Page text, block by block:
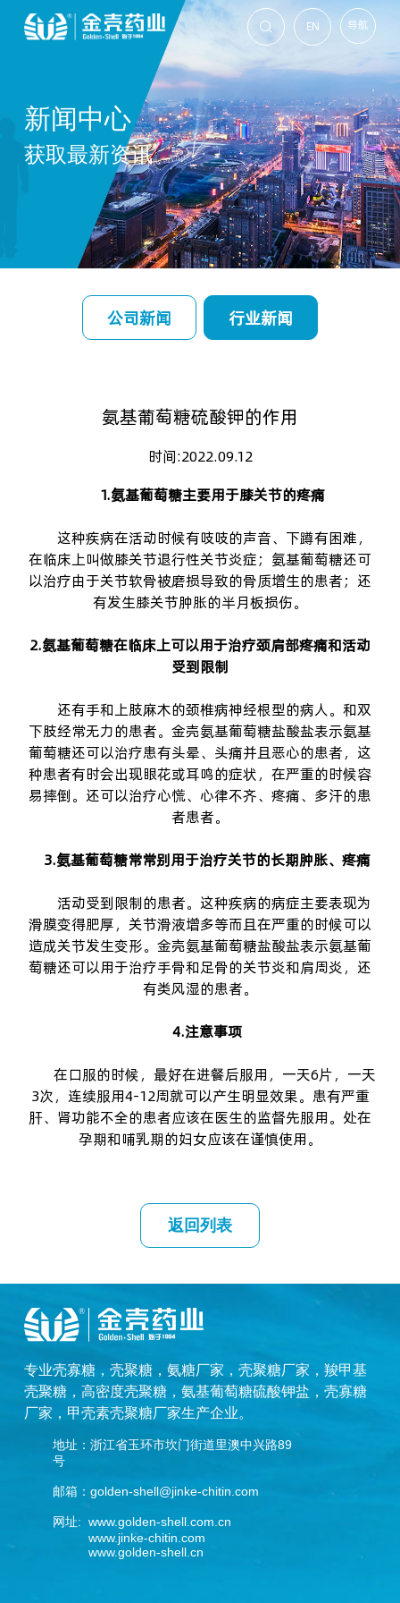
导航
EN

新闻中心
获取最新资讯
公司新闻 行业新闻
氨基葡萄糖硫酸钾的作用
时间:2022.09.12
1.氨基葡萄糖主要用于膝关节的疼痛
这种疾病在活动时候有吱吱的声音、下蹲有困难，
在临床上叫做膝关节退行性关节炎症；氨基葡萄糖还可
以治疗由于关节软骨被磨损导致的骨质增生的患者；还
有发生膝关节肿胀的半月板损伤。
2.氨基葡萄糖在临床上可以用于治疗颈肩部疼痛和活动
受到限制
还有手和上肢麻木的颈椎病神经根型的病人。和双
下肢经常无力的患者。金壳氨基葡萄糖盐酸盐表示氨基
葡萄糖还可以治疗患有头晕、头痛并且恶心的患者，这
种患者有时会出现眼花或耳鸣的症状，在严重的时候容
易摔倒。还可以治疗心慌、心律不齐、疼痛、多汗的患
者患者。
3.氨基葡萄糖常常别用于治疗关节的长期肿胀、疼痛
活动受到限制的患者。这种疾病的病症主要表现为
滑膜变得肥厚，关节滑液增多等而且在严重的时候可以
造成关节发生变形。金壳氨基葡萄糖盐酸盐表示氨基葡
萄糖还可以用于治疗手骨和足骨的关节炎和肩周炎，还
有类风湿的患者。
4.注意事项
在口服的时候，最好在进餐后服用，一天6片，一天
3次，连续服用4-12周就可以产生明显效果。患有严重
肝、肾功能不全的患者应该在医生的监督先服用。处在
孕期和哺乳期的妇女应该在谨慎使用。
返回列表
专业壳寡糖， 壳聚糖， 氨糖厂家 ， 壳聚糖厂家 ， 羧甲基
壳聚糖， 高密度壳聚糖， 氨基葡萄糖硫酸钾盐 ， 壳寡糖
厂家 ， 甲壳素壳聚糖厂家生产企业。
地址：浙江省玉环市坎门街道里澳中兴路89
号
邮箱：golden-shell@jinke-chitin.com
网址: www.golden-shell.com.cn
www.jinke-chitin.com
www.golden-shell.cn